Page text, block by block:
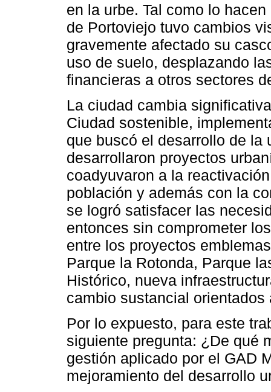
en la urbe. Tal como lo
de Portoviejo tuvo cambios
gravemente afectado su
uso de suelo, desplazando
financieras a otros sectores
La ciudad cambia
Ciudad sostenible,
que buscó el desarrollo de la
desarrollaron proyectos
coadyuvaron a la
población y además con la
se logró satisfacer las
entonces sin comprometer
entre los proyectos
Parque la Rotonda, Parque
Histórico, nueva
cambio sustancial
Por lo expuesto, para este
siguiente pregunta: ¿De qué
gestión aplicado por el GAD
mejoramiento del desarrollo